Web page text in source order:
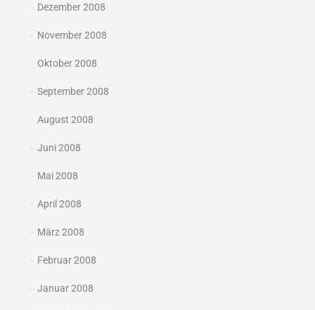
Dezember 2008
November 2008
Oktober 2008
September 2008
August 2008
Juni 2008
Mai 2008
April 2008
März 2008
Februar 2008
Januar 2008